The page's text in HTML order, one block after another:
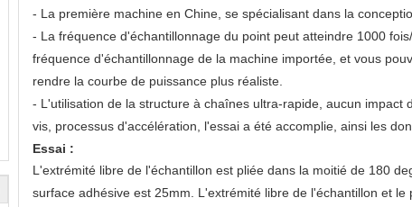
- La première machine en Chine, se spécialisant dans la
- La fréquence d'échantillonnage du point peut atteindre 1000
fréquence d'échantillonnage de la machine importée, et vous
rendre la courbe de puissance plus réaliste.
- L'utilisation de la structure à chaînes ultra-rapide, aucun impact
vis, processus d'accélération, l'essai a été accomplie, ainsi les
Essai :
L'extrémité libre de l'échantillon est pliée dans la moitié de 180
surface adhésive est 25mm. L'extrémité libre de l'échantillon et